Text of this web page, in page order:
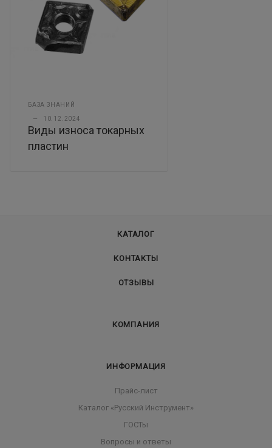
БАЗА ЗНАНИЙ
— 10.12.2024
Виды износа токарных
пластин
КАТАЛОГ
КОНТАКТЫ
ОТЗЫВЫ
КОМПАНИЯ
ИНФОРМАЦИЯ
Прайс-лист
Каталог «Русский Инструмент»
ГОСТы
Вопросы и ответы